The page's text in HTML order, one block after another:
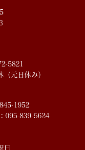
5821
元日休み）
1952
095-839-5624
日